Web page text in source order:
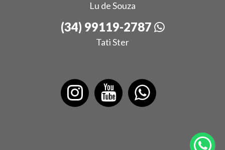
Lu de Souza
(34) 99119-2787
Tati Ster